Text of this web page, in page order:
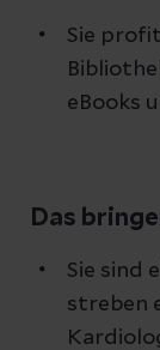
Sie
eBooks
Das
Sie sind
streben